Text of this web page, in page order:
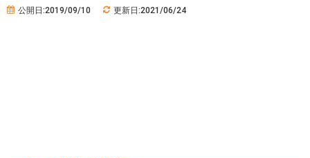
公開日:2019/09/10 更新日:2021/06/24